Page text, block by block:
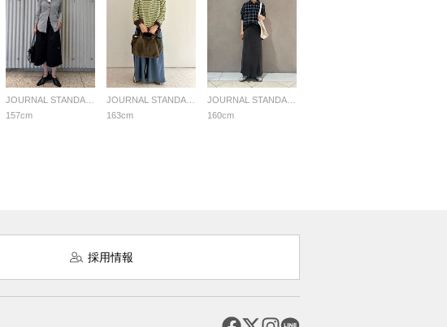
157cm
163cm
160cm
採用情報